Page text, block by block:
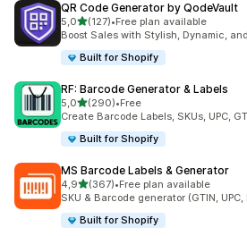
QR Code Generator by QodeVault
5,0z 5 hvězd
(127)
Celkový počet recenzí: 127
•Free plan available
Boost Sales with Stylish, Dynamic,
Built for Shopify
RF: Barcode Generator & Labels
5,0z 5 hvězd
(290)
Celkový počet recenzí: 290
•Free
Create Barcode Labels, SKUs, UPC,
Built for Shopify
MS Barcode Labels & Generator
4,9z 5 hvězd
(367)
Celkový počet recenzí: 367
•Free plan available
SKU & Barcode generator (GTIN,
Built for Shopify